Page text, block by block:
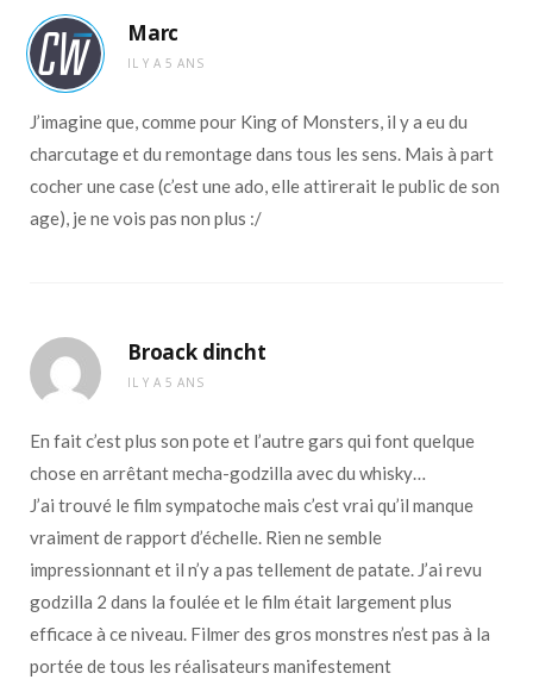
Marc
IL Y A 5 ANS
J’imagine que, comme pour King of Monsters, il y a eu du
charcutage et du remontage dans tous les sens. Mais à part
cocher une case (c’est une ado, elle attirerait le public de son
age), je ne vois pas non plus :/
Broack dincht
IL Y A 5 ANS
En fait c’est plus son pote et l’autre gars qui font quelque
chose en arrêtant mecha-godzilla avec du whisky…
J’ai trouvé le film sympatoche mais c’est vrai qu’il manque
vraiment de rapport d’échelle. Rien ne semble
impressionnant et il n’y a pas tellement de patate. J’ai revu
godzilla 2 dans la foulée et le film était largement plus
efficace à ce niveau. Filmer des gros monstres n’est pas à la
portée de tous les réalisateurs manifestement